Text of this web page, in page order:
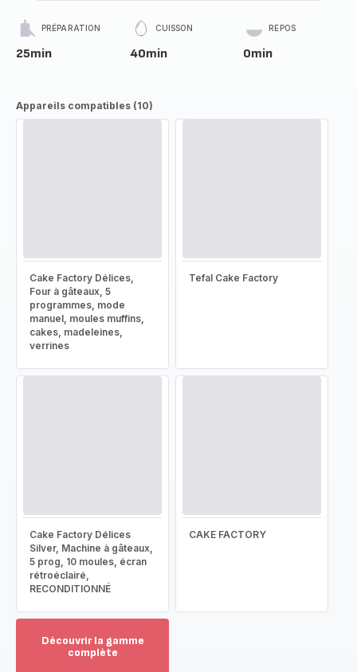
PRÉPARATION
25min
CUISSON
40min
REPOS
0min
Appareils compatibles (10)
Cake Factory Délices,
Four à gâteaux, 5
programmes, mode
manuel, moules muffins,
cakes, madeleines,
verrines
Tefal Cake Factory
Cake Factory Délices
Silver, Machine à gâteaux,
5 prog, 10 moules, écran
rétroéclairé,
RECONDITIONNÉ
CAKE FACTORY
Découvrir la gamme
complète